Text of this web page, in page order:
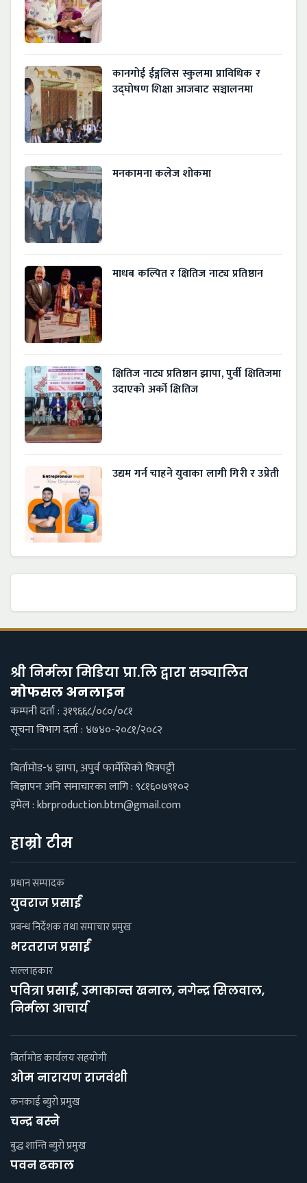
कानगोई ईङ्गलिस स्कुलमा प्राविधिक र
उद्घाेषण शिक्षा आजबाट सञ्चालनमा
मनकामना कलेज शोकमा
माधब कल्पित र क्षितिज नाट्य प्रतिष्ठान
क्षितिज नाट्य प्रतिष्ठान झापा, पुर्वी क्षितिजमा
उदाएको अर्को क्षितिज
उद्यम गर्न चाहने युवाका लागी गिरी र उप्रेती
श्री निर्मला मिडिया प्रा.लि द्वारा सञ्चालित
माेफसल अनलाइन
कम्पनी दर्ता : ३१९६६८/०८०/०८१
सूचना विभाग दर्ता : ४७४०-२०८१/२०८२
बिर्तामाेड-४ झापा, अपुर्व फार्मेसिकाे भित्रपट्टी
बिज्ञापन अनि समाचारका लागि : ९८१६०७९१०२
इमेल :kbrproduction.btm@gmail.com
हाम्रो टीम
प्रधान सम्पादक
युवराज प्रसाईं
प्रबन्ध निर्देशक तथा समाचार प्रमुख
भरतराज प्रसाईं
सल्लाहकार
पवित्रा प्रसाईं, उमाकान्त खनाल, नगेन्द्र सिलवाल,
निर्मला आचार्य
बिर्तामोड कार्यलय सहयाेगी
ओम नारायण राजवंशी
कनकाई ब्युराे प्रमुख
चन्द्र बस्ने
बुद्ध शान्ति ब्युरो प्रमुख
पवन ढकाल